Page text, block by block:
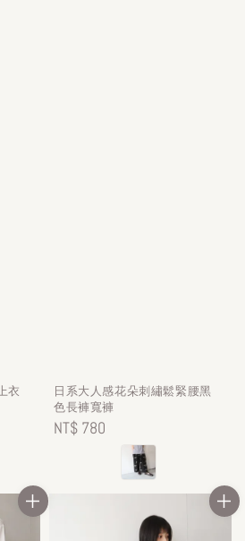
衣
日系大人感花朵刺繡鬆緊腰黑
色長褲寬褲
Regular
NT$ 780